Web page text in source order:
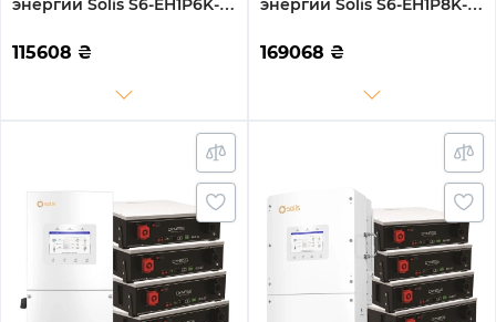
энергии Solis S6-EH1P6K-L-
10.24kWh 2BAT LiFePO4
6000 циклов
115608 ₴
энергии Solis S6-EH1P8K-L-
15.36kWh 3BAT LiFePO4
6000 циклов
169068 ₴